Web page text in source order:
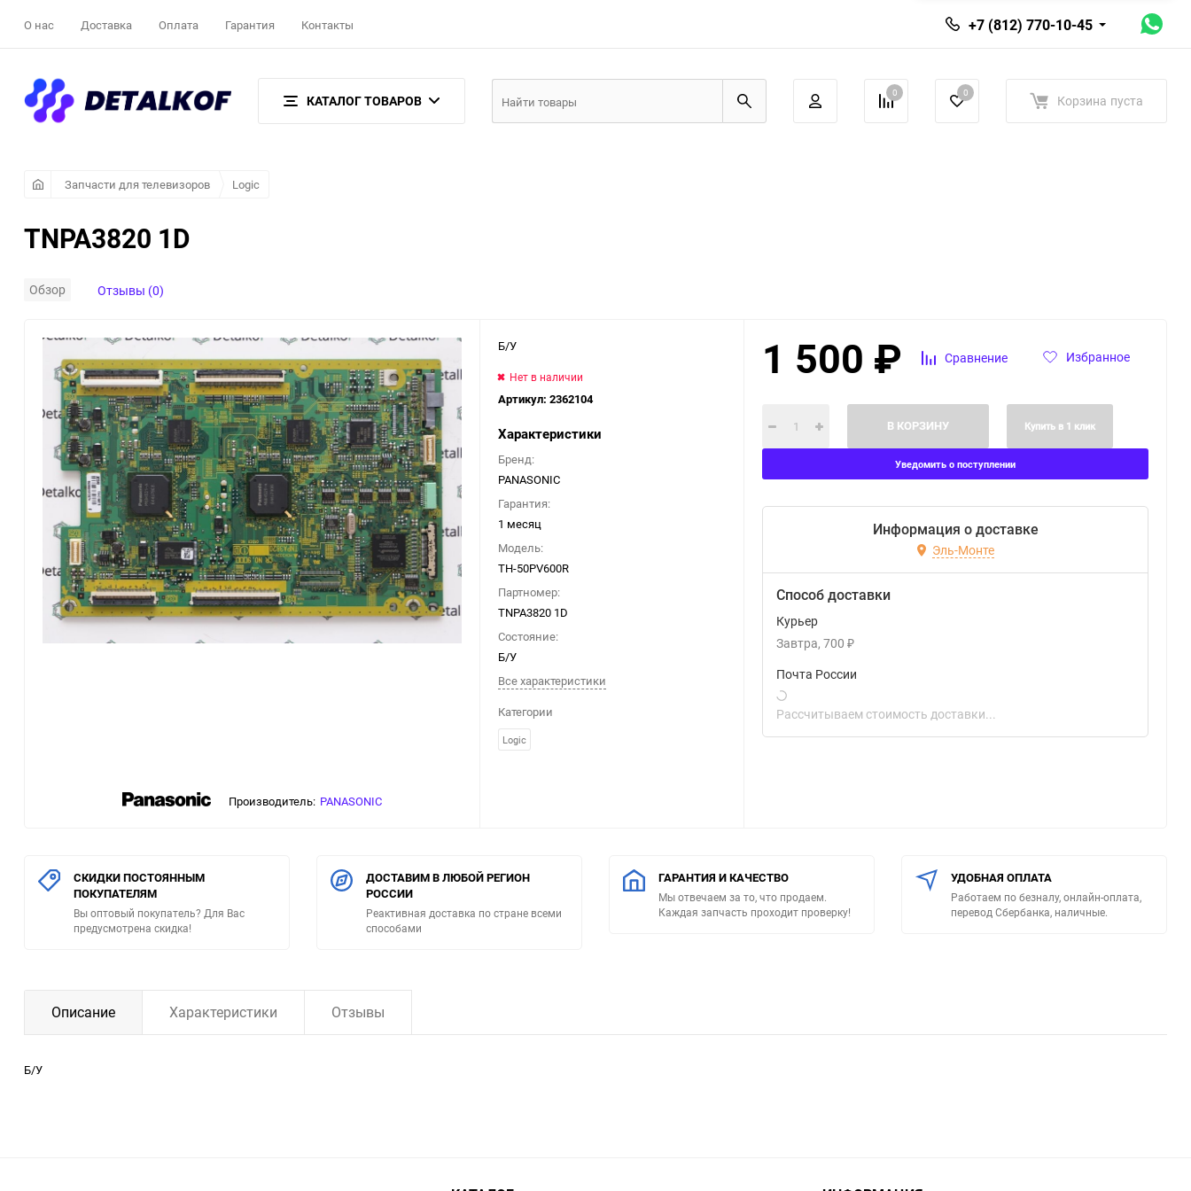
О нас Доставка Оплата Гарантия Контакты +7 (812) 770-10-45
КАТАЛОГ ТОВАРОВ 0 0 Корзина пуста
Запчасти для телевизоров Logic
TNPA3820 1D
Обзор Отзывы (0)
Производитель: PANASONIC
Б/У
Нет в наличии
Артикул: 2362104
Характеристики
Бренд:
PANASONIC
Гарантия:
1 месяц
Модель:
TH-50PV600R
Партномер:
TNPA3820 1D
Состояние:
Б/У
Все характеристики
Категории
Logic
1 500 ₽ Сравнение Избранное
В КОРЗИНУ Купить в 1 клик
Уведомить о поступлении
Информация о доставке
Эль-Монте
Способ доставки
Курьер
Завтра 700 ₽
Почта России
Рассчитываем стоимость доставки...
СКИДКИ ПОСТОЯННЫМ
ПОКУПАТЕЛЯМ
Вы оптовый покупатель? Для Вас
предусмотрена скидка!
ДОСТАВИМ В ЛЮБОЙ РЕГИОН
РОССИИ
Реактивная доставка по стране всеми
способами
ГАРАНТИЯ И КАЧЕСТВО
Мы отвечаем за то, что продаем.
Каждая запчасть проходит проверку!
УДОБНАЯ ОПЛАТА
Работаем по безналу, онлайн-оплата,
перевод Сбербанка, наличные.
Описание Характеристики Отзывы
Б/У